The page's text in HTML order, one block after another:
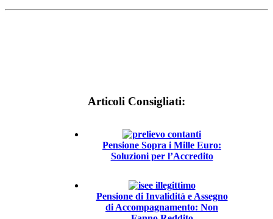
Articoli Consigliati:
Pensione Sopra i Mille Euro:
Soluzioni per l’Accredito
Pensione di Invalidità e Assegno
di Accompagnamento: Non